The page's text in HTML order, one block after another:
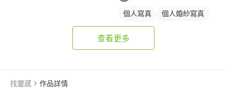
個人寫真
個人婚紗寫真
孕婦寫真
查看更多
找靈感 作品詳情